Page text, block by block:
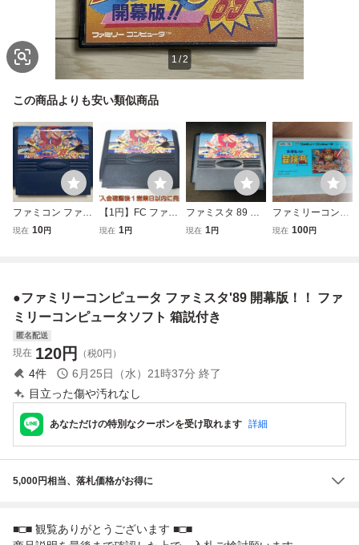
1/2
この商品よりも安い類似商品
ファミコン ファミ
スタ 89 開幕版
現在 10円
【1円】FC ファミ
スタ89 開幕版 ゲ
現在 1円
ファミスタ 89 開
幕版 商品説明必
現在 1円
ファミリーコンピ
ュータ☆ハドソン
現在 100円
●ファミリーコンピュータ ファミスタ'89 開幕版！！ ファ
ミリーコンピュータソフト 箱説付き
匿名配送
現在 120円 （税0円）
4件 6月25日（水）21時37分 終了
目立った傷や汚れなし
あなただけの特別なクーポンを受け取れます 詳細
5,000円相当、落札価格がお得に
■□■ 観覧ありがとうございます ■□■